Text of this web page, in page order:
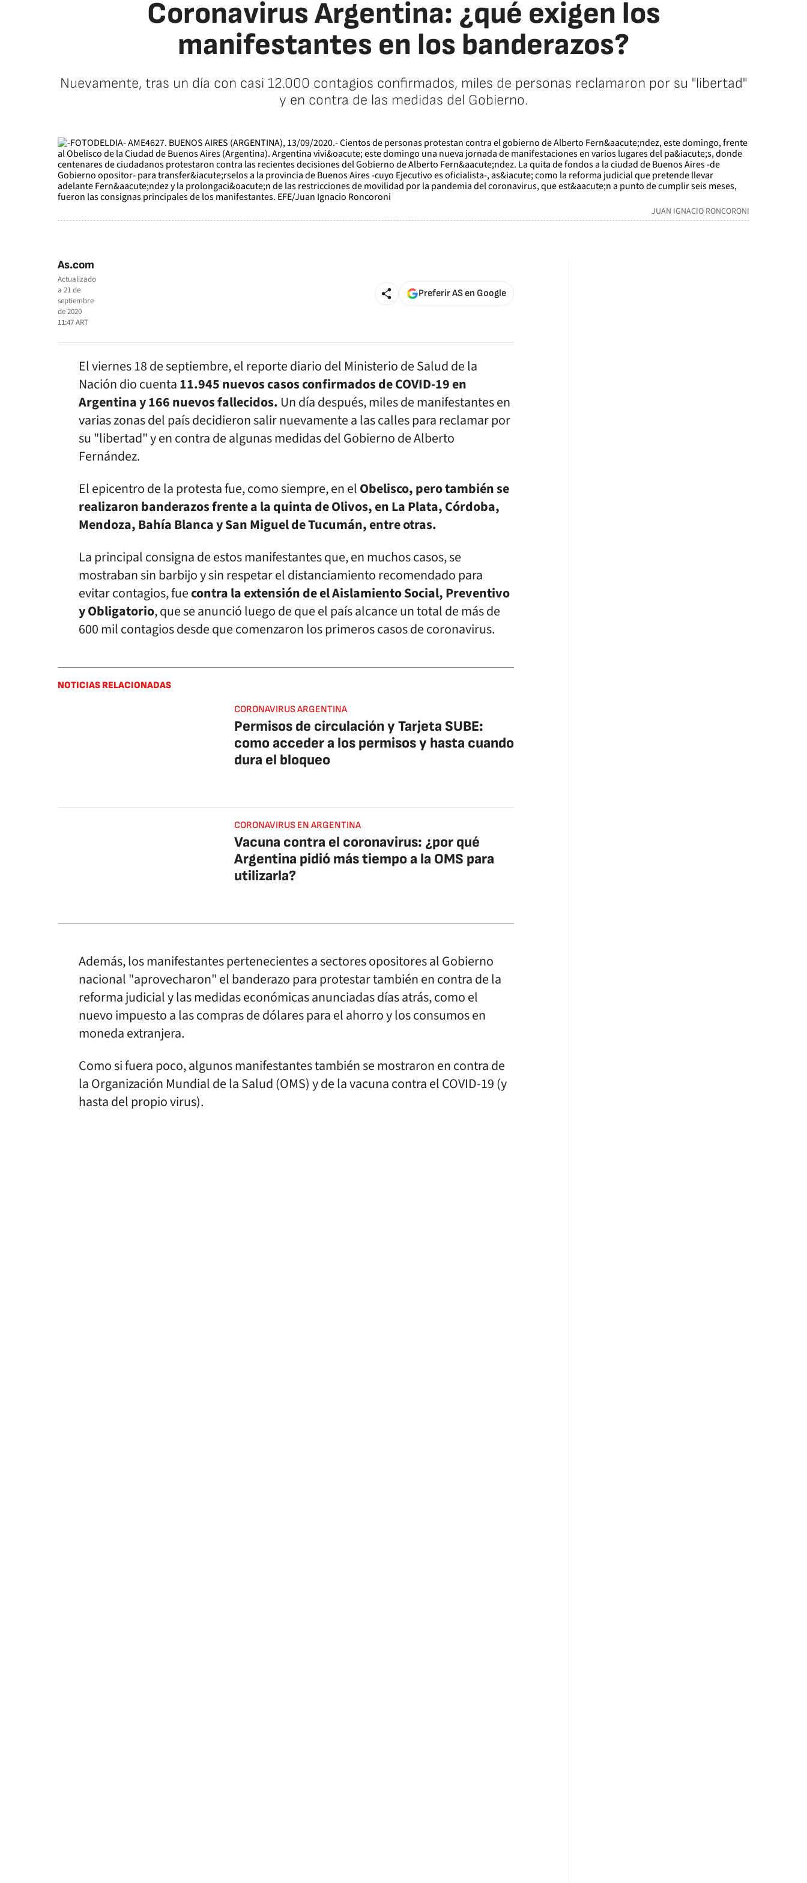
Coronavirus Argentina: ¿qué exigen los
manifestantes en los banderazos?
Nuevamente, tras un día con casi 12.000 contagios confirmados, miles de personas reclamaron por su "libertad"
y en contra de las medidas del Gobierno.
JUAN IGNACIO RONCORONI
As.com
Actualizado
a 21 de
septiembre
de 2020
11:47ART
Preferir AS en Google
El viernes 18 de septiembre, el reporte diario del Ministerio de Salud de la
Nación dio cuenta11.945 nuevos casos confirmados de COVID-19 en
Argentina y 166 nuevos fallecidos. Un día después, miles de manifestantes en
varias zonas del país decidieron salir nuevamente a las calles para reclamar por
su "libertad" y en contra de algunas medidas del Gobierno de Alberto
Fernández.
El epicentro de la protesta fue, como siempre, en elObelisco, pero también se
realizaron banderazos frente a la quinta de Olivos, en La Plata, Córdoba,
Mendoza, Bahía Blanca y San Miguel de Tucumán, entre otras.
La principal consigna de estos manifestantes que, en muchos casos, se
mostraban sin barbijo y sin respetar el distanciamiento recomendado para
evitar contagios, fuecontra la extensión de el Aislamiento Social, Preventivo
y Obligatorio, que se anunció luego de que el país alcance un total de más de
600 mil contagios desde que comenzaron los primeros casos de coronavirus.
NOTICIAS RELACIONADAS
CORONAVIRUS ARGENTINA
Permisos de circulación y Tarjeta SUBE:
como acceder a los permisos y hasta cuando
dura el bloqueo
CORONAVIRUS EN ARGENTINA
Vacuna contra el coronavirus: ¿por qué
Argentina pidió más tiempo a la OMS para
utilizarla?
Además, los manifestantes pertenecientes a sectores opositores al Gobierno
nacional "aprovecharon" el banderazo para protestar también en contra de la
reforma judicial y las medidas económicas anunciadas días atrás, como el
nuevo impuesto a las compras de dólares para el ahorro y los consumos en
moneda extranjera.
Como si fuera poco, algunos manifestantes también se mostraron en contra de
la Organización Mundial de la Salud (OMS) y de la vacuna contra el COVID-19 (y
hasta del propio virus).